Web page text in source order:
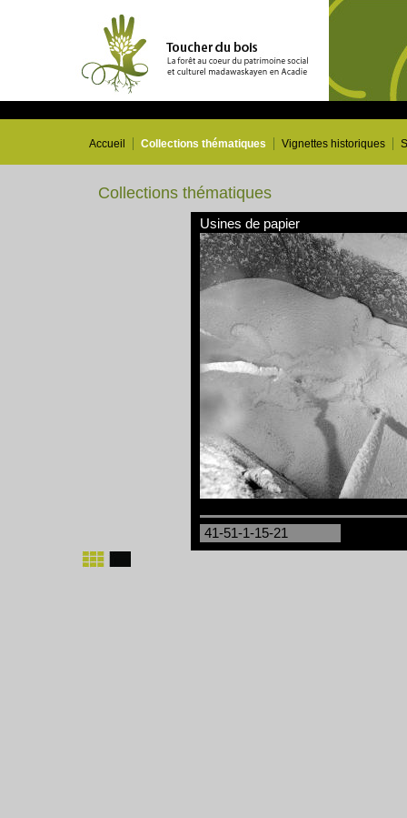
Accueil Collections thématiques Vignettes historiques
Collections thématiques
Usines de papier
41-51-1-15-21